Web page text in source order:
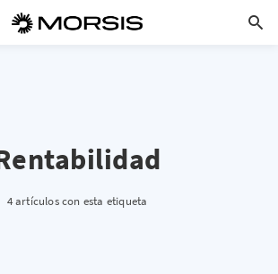
4 artículos con esta etiqueta